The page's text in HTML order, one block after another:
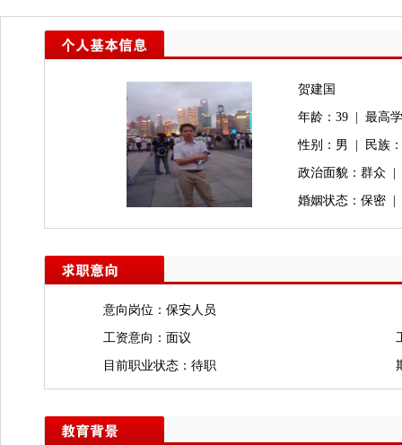
贺建国
年龄：39 | 最高
性别：男 | 民族
政治面貌：群众 |
婚姻状态：保密 |
意向岗位：保安人员
工资意向：面议
目前职业状态：待职